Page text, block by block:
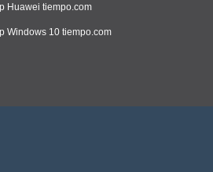
Huawei tiempo.com
Windows 10 tiempo.com